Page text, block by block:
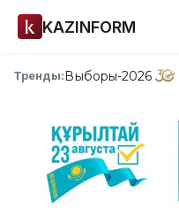
KAZINFORM
Тренды:Выборы-2026